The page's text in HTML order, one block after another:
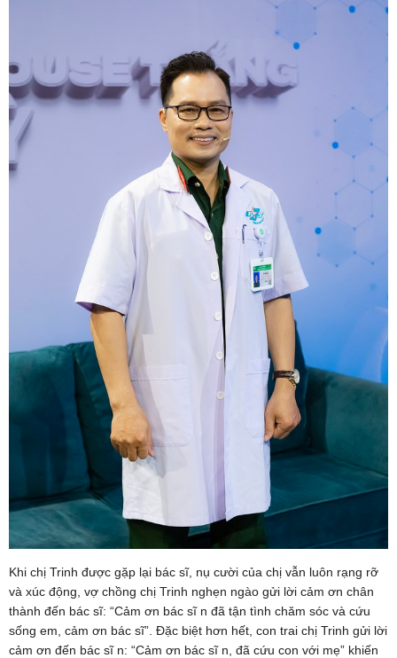
Khi chị Trinh được gặp lại bác sĩ, nụ cười của chị vẫn luôn rạng rỡ
và xúc động, vợ chồng chị Trinh nghẹn ngào gửi lời cảm ơn chân
thành đến bác sĩ: “Cảm ơn bác sĩ n đã tận tình chăm sóc và cứu
sống em, cảm ơn bác sĩ”. Đặc biệt hơn hết, con trai chị Trinh gửi lời
cảm ơn đến bác sĩ n: “Cảm ơn bác sĩ n, đã cứu con với mẹ” khiến